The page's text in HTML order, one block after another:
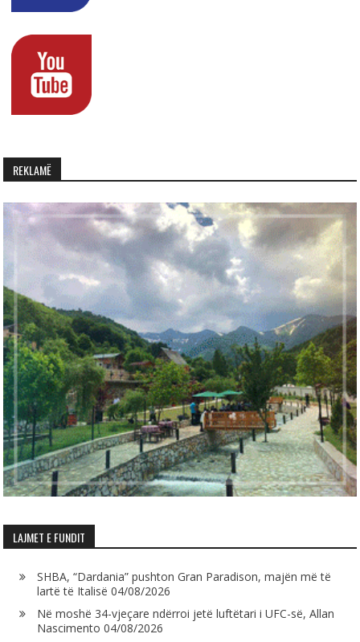
REKLAMË
LAJMET E FUNDIT
SHBA, “Dardania” pushton Gran Paradison, majën më të
lartë të Italisë 04/08/2026
Në moshë 34-vjeçare ndërroi jetë luftëtari i UFC-së, Allan
Nascimento 04/08/2026